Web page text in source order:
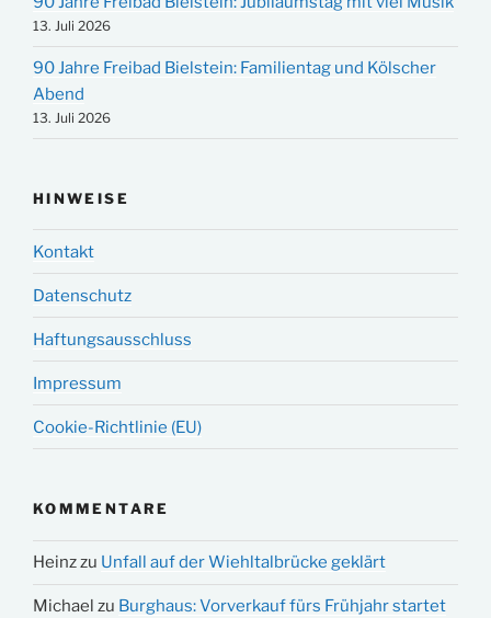
13. Juli 2026
90 Jahre Freibad Bielstein: Familientag und Kölscher
Abend
13. Juli 2026
HINWEISE
Kontakt
Datenschutz
Haftungsausschluss
Impressum
Cookie-Richtlinie (EU)
KOMMENTARE
Heinzzu Unfall auf der Wiehltalbrücke geklärt
Michael zu Burghaus: Vorverkauf fürs Frühjahr startet